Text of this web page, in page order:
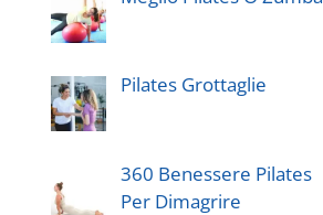
Pilates Grottaglie
360 Benessere Pilates
Per Dimagrire